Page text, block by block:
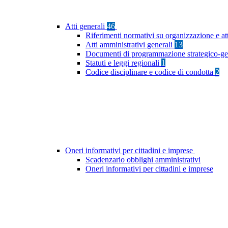
Atti generali 46
Riferimenti normativi su organizzazione e
Atti amministrativi generali 13
Documenti di programmazione strategico-
Statuti e leggi regionali 1
Codice disciplinare e codice di condotta 2
Oneri informativi per cittadini e imprese
Scadenzario obblighi amministrativi
Oneri informativi per cittadini e imprese